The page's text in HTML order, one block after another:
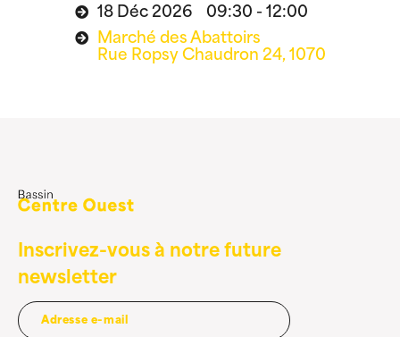
18 Déc 2026 09:30 - 12:00
Marché des Abattoirs
Rue Ropsy Chaudron 24, 1070
Inscrivez-vous à notre future
newsletter